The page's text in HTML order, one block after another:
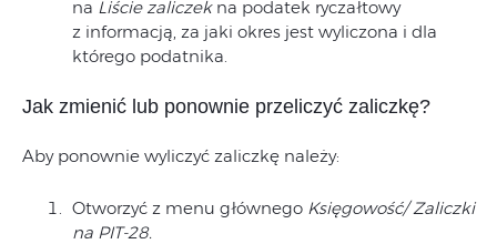
na Liście zaliczekna podatek ryczałtowy
z informacją, za jaki okres jest wyliczona i dla
którego podatnika.
Jak zmienić lub ponownie przeliczyć zaliczkę?
Aby ponownie wyliczyć zaliczkę należy:
Otworzyć z menu głównego Księgowość/ Zaliczki
na PIT-28.